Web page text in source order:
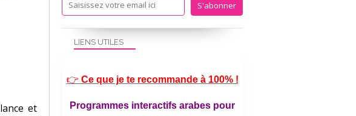
et
LIENS UTILES
👉 Ce que je te recommande à 100% !
Programmes interactifs arabes pour